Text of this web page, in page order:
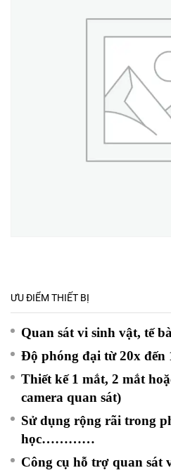
ƯU ĐIỂM THIẾT BỊ
Quan sát vi sinh vật, tế
Độ phóng đại từ 20x đến
Thiết kế 1 mắt, 2 mắt
camera quan sát)
Sử dụng rộng rãi trong
học…………
Công cụ hỗ trợ quan sát